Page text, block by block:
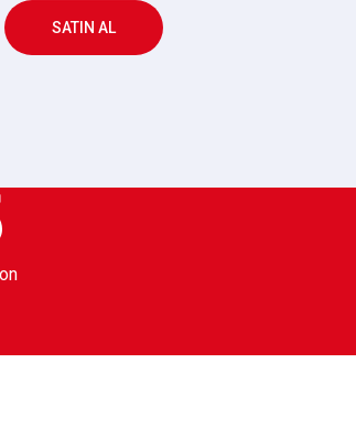
SATIN AL